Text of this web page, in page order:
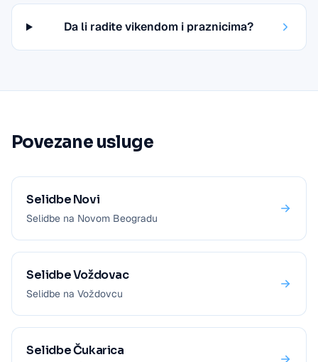
Da li radite vikendom i praznicima?
Povezane usluge
Selidbe Novi
Selidbe na Novom Beogradu
Selidbe Voždovac
Selidbe na Voždovcu
Selidbe Čukarica